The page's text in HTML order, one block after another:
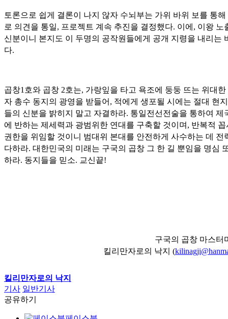
토론으로 쉽게 결론이 나지 않자 수뇌부는 가위 바위 보를 통해
로 의견을 통일, 프로젝트 계속 추진을 결정했다. 이에, 이왕 노
신분이니 본지도 이 두명의 공작원들에게 공개 지령을 내리는
다.
곱창1호와 곱창 2호는, 가랑잎을 타고 욕조에 둥둥 뜨는 위대한
자 총수 동지의 광영을 받들어, 적에게 생포될 시에는 절대 현
들의 신분을 밝히지 말고 자결하라. 통일전선전술을 통하여 제
에 반하는 제세력과 광범위한 연대를 구축할 것이며, 반복적 꼽
권한을 위임할 것이니 범대위 본대를 안전하게 사수하는 데 전
다하라. 대한민국의 미래는 구국의 곱창 그 한 길 뿐임을 명심
하라. 동지들을 믿소. 교신끝!
구국의 곱창 마스터
킬리만자로의 낙지 (
킬리만자로의 낙지
기사 일반기사
공유하기